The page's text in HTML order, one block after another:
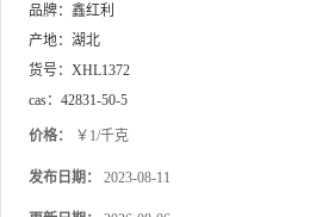
品牌： 鑫红利
产地： 湖北
货号： XHL1372
cas： 42831-50-5
价格： ￥1/千克
发布日期： 2023-08-11